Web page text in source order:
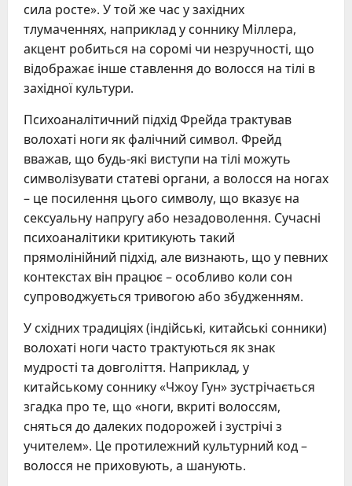
сила росте». У той же час у західних
тлумаченнях, наприклад у соннику Міллера,
акцент робиться на соромі чи незручності, що
відображає інше ставлення до волосся на тілі в
західної культури.
Психоаналітичний підхід Фрейда трактував
волохаті ноги як фалічний символ. Фрейд
вважав, що будь-які виступи на тілі можуть
символізувати статеві органи, а волосся на ногах
– це посилення цього символу, що вказує на
сексуальну напругу або незадоволення. Сучасні
психоаналітики критикують такий
прямолінійний підхід, але визнають, що у певних
контекстах він працює – особливо коли сон
супроводжується тривогою або збудженням.
У східних традиціях (індійські, китайські сонники)
волохаті ноги часто трактуються як знак
мудрості та довголіття. Наприклад, у
китайському соннику «Чжоу Гун» зустрічається
згадка про те, що «ноги, вкриті волоссям,
сняться до далеких подорожей і зустрічі з
учителем». Це протилежний культурний код –
волосся не приховують, а шанують.